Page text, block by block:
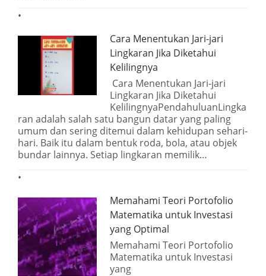
Cara Menentukan Jari-jari
Lingkaran Jika Diketahui
Kelilingnya
Cara Menentukan Jari-jari
Lingkaran Jika Diketahui
KelilingnyaPendahuluanLingka
ran adalah salah satu bangun datar yang paling
umum dan sering ditemui dalam kehidupan sehari-
hari. Baik itu dalam bentuk roda, bola, atau objek
bundar lainnya. Setiap lingkaran memilik…
Memahami Teori Portofolio
Matematika untuk Investasi
yang Optimal
Memahami Teori Portofolio
Matematika untuk Investasi
yang